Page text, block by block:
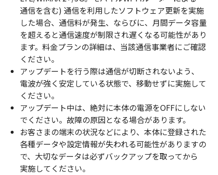
通信を含む) 通信を利用したソフトウェア更新を実施
した場合、 通信料が発生、ならびに、 月間データ容量
を超えると通信速度が制限され遅くなる可能性があり
ます。 料金プランの詳細は、 当該通信事業者にご確認
ください。
アップデートを行う際は通信が切断されないよう、
電波が強く 安定している状態で、 移動せずに実施して
ください。
アップデート中は、 絶対に本体の電源をOFFにしない
でください。 故障の原因となる場合があります。
お客さまの端末の状況などにより、 本体に登録された
各種データや設定情報が失われる可能性がありますの
で、 大切なデータは必ずバックアップを取ってから
実施してください。